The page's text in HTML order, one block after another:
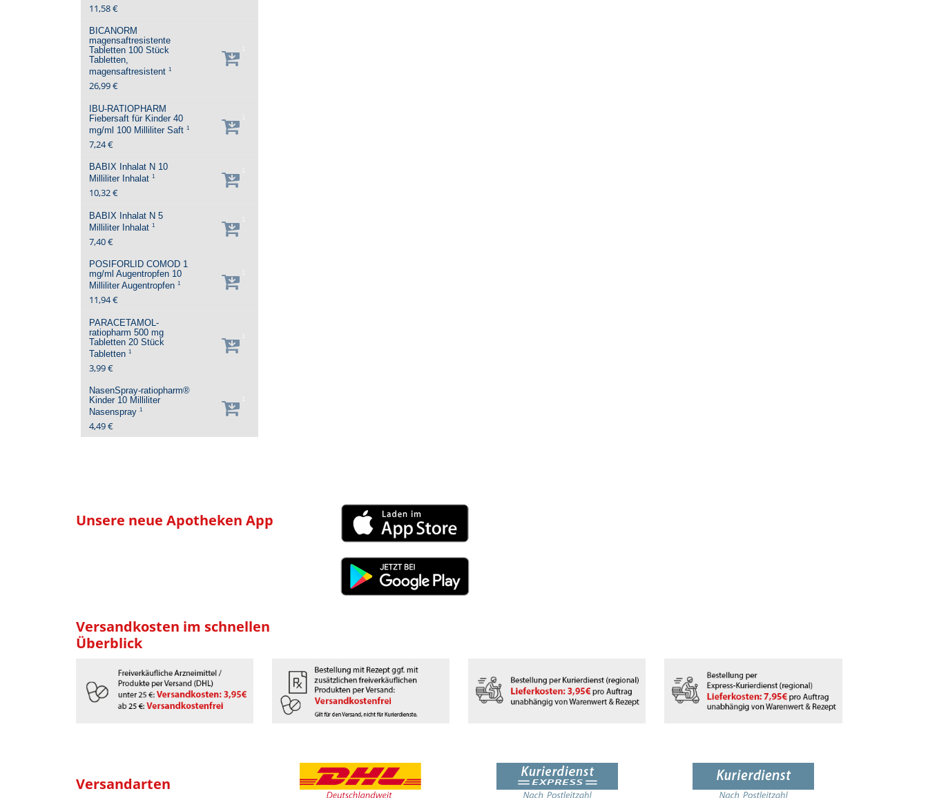
11,58 €
BICANORM
magensaftresistente
Tabletten 100 Stück
Tabletten,
magensaftresistent 1
26,99 €
IBU-RATIOPHARM
Fiebersaft für Kinder 40
mg/ml 100 MilliliterSaft 1
7,24 €
BABIX Inhalat N 10
Milliliter Inhalat 1
10,32 €
BABIX Inhalat N5
Milliliter Inhalat 1
7,40 €
POSIFORLID COMOD 1
mg/ml Augentropfen 10
MilliliterAugentropfen 1
11,94 €
PARACETAMOL-
ratiopharm 500 mg
Tabletten 20 Stück
Tabletten 1
3,99 €
NasenSpray-ratiopharm®
Kinder 10 Milliliter
Nasenspray 1
4,49 €
Unsere neue Apotheken App
Versandkosten im schnellen
Überblick
Versandarten